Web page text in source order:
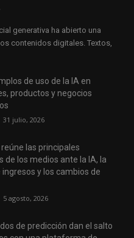
generativa ha abierto una
contenidos digitales. Textos,
de uso de la IA en
productos y negocios
31 julio, 2026
reúne las principales
de los medios ante la IA, la
ingresos y los cambios de
5 agosto, 2026
de predicción dan el salto